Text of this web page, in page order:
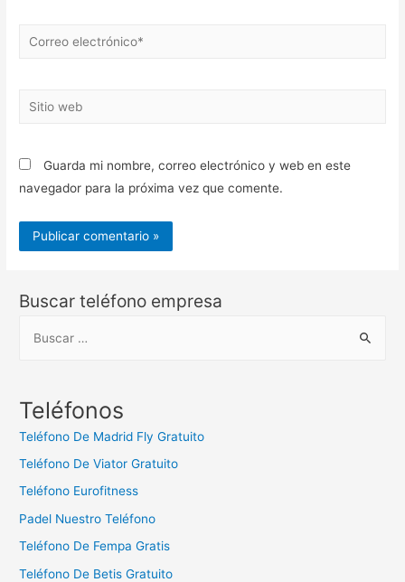
Correo
Sitio
Guarda mi nombre, correo electrónico y web en este
navegador para la próxima vez que comente.
Buscar teléfono empresa
c
:
Teléfonos
Teléfono De Madrid Fly Gratuito
Teléfono De Viator Gratuito
Teléfono Eurofitness
Padel Nuestro Teléfono
Teléfono De Fempa Gratis
Teléfono De Betis Gratuito